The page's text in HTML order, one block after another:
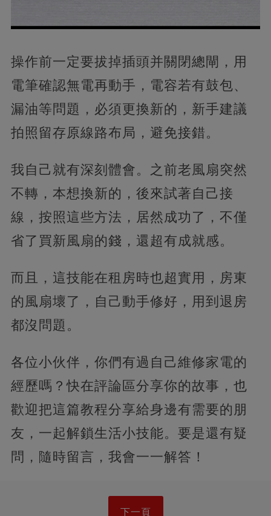
操作前一定要拔掉插頭并關閉總閘，用
電筆確認無電再動手，電容若有鼓包、
漏油等問題，必須更換新的，新手建議
拍照留存原線路布局，避免接錯。
我自己就有深刻體會。之前老風扇突然
不轉，本想換新的，後來試著自己接
線，按照這些方法，居然成功了，不僅
省了買新風扇的錢，還超有成就感。
而且，這技能在租房時也超實用，房東
的風扇壞了，自己動手修好，用到退房
都沒問題。
各位小伙伴，你們有過自己維修家電的
經歷嗎？快在評論區分享你的故事，也
歡迎把這篇教程分享給身邊有需要的朋
友，一起解鎖生活小技能。要是還有疑
問，隨時留言，我會一一解答！
下一頁